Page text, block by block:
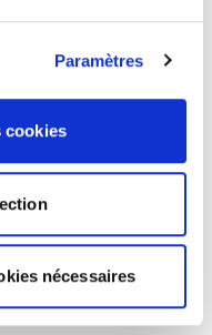
Paramètres
cookies
nécessaires